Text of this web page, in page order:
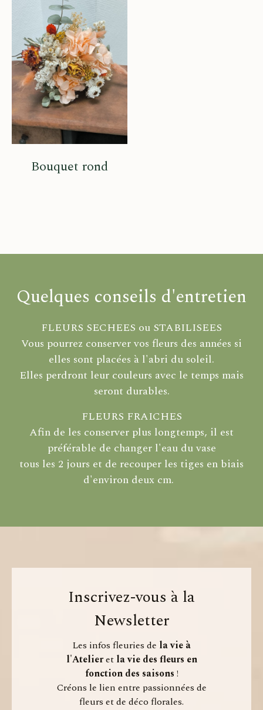
Bouquet rond
Quelques conseils d'entretien
FLEURS SECHEES ou STABILISEES
Vous pourrez conserver vos fleurs des années si
elles sont placées à l'abri du soleil.
Elles perdront leur couleurs avec le temps mais
seront durables.
FLEURS FRAICHES
Afin de les conserver plus longtemps, il est
préférable de changer l'eau du vase
tous les 2 jours et de recouper les tiges en biais
d'environ deux cm.
Inscrivez-vous à la
Newsletter
Les infos fleuries de la vie à
l'Atelieret la vie des fleurs en
fonction des saisons !
Créons le lien entre passionnées de
fleurs et de déco florales.